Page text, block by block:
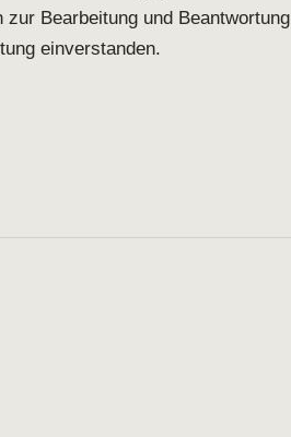
Bearbeitung und Beantwortung
einverstanden.